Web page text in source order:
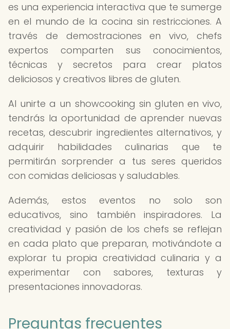
es una experiencia interactiva que te sumerge
en el mundo de la cocina sin restricciones. A
través de demostraciones en vivo, chefs
expertos comparten sus conocimientos,
técnicas y secretos para crear platos
deliciosos y creativos libres de gluten.
Al unirte a un showcooking sin gluten en vivo,
tendrás la oportunidad de aprender nuevas
recetas, descubrir ingredientes alternativos, y
adquirir habilidades culinarias que te
permitirán sorprender a tus seres queridos
con comidas deliciosas y saludables.
Además, estos eventos no solo son
educativos, sino también inspiradores. La
creatividad y pasión de los chefs se reflejan
en cada plato que preparan, motivándote a
explorar tu propia creatividad culinaria y a
experimentar con sabores, texturas y
presentaciones innovadoras.
Preguntas frecuentes